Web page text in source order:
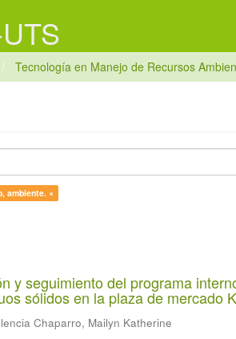
Tecnología en Manejo de Recursos
ambiente. ×
y seguimiento del programa
sólidos en la plaza de mercado
Chaparro, Mailyn Katherine